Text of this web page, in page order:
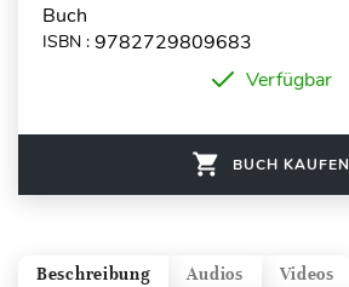
Buch
ISBN : 9782729809683
Verfügbar
BUCH KAUFEN
Videos
Audios
Beschreibung